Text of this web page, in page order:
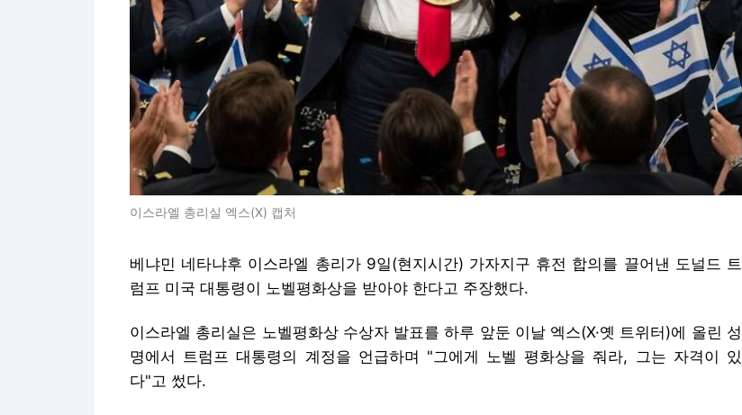
이스라엘 총리실 엑스(X) 캡처
베냐민 네타냐후 이스라엘 총리가 9일(현지시간) 가자지구 휴전 합의를 끌어낸 도널드 트
럼프 미국 대통령이 노벨평화상을 받아야 한다고 주장했다.
이스라엘 총리실은 노벨평화상 수상자 발표를 하루 앞둔 이날 엑스(X·옛 트위터)에 올린 성
명에서 트럼프 대통령의 계정을 언급하며 "그에게 노벨 평화상을 줘라, 그는 자격이 있
다"고 썼다.